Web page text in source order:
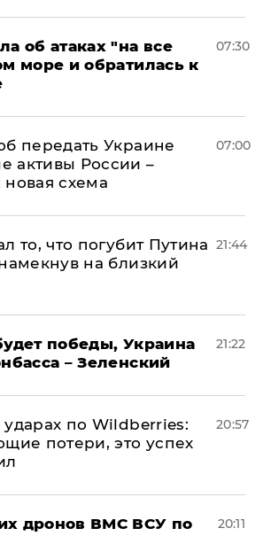
об атаках "на все
море и обратилась к
07:30
передать Украине
активы России –
новая схема
07:00
то, что погубит Путина
на близкий
21:44
победы, Украина
– Зеленский
21:22
по Wildberries:
потери, это успех
20:57
дронов ВМС ВСУ по
20:11